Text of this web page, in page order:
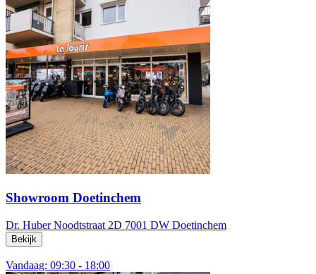
Showroom Doetinchem
Dr. Huber Noodtstraat 2D 7001 DW Doetinchem
Bekijk
Vandaag: 09:30 - 18:00